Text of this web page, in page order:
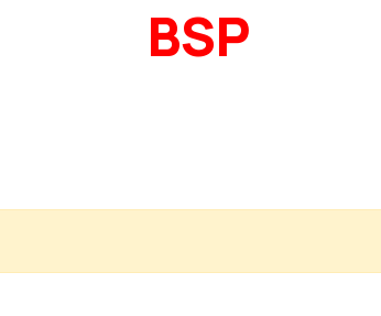
BSP